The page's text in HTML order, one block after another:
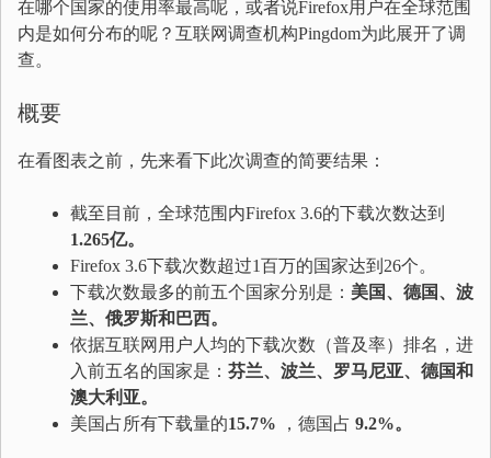
在哪个国家的使用率最高呢，或者说Firefox用户在全球范围
内是如何分布的呢？互联网调查机构Pingdom为此展开了调
查。
概要
在看图表之前，先来看下此次调查的简要结果：
截至目前，全球范围内Firefox 3.6的下载次数达到
1.265亿。
Firefox 3.6下载次数超过1百万的国家达到26个。
下载次数最多的前五个国家分别是： 美国、德国、波
兰、俄罗斯和巴西。
依据互联网用户人均的下载次数（普及率）排名，进
入前五名的国家是： 芬兰、波兰、罗马尼亚、德国和
澳大利亚。
美国占所有下载量的15.7% ，德国占 9.2%。